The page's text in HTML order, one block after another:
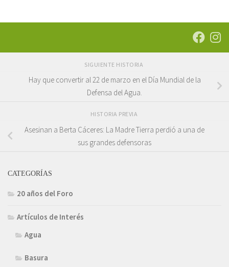
SIGUIENTE HISTORIA
Hay que convertir al 22 de marzo en el Día Mundial de la
Defensa del Agua.
HISTORIA PREVIA
Asesinan a Berta Cáceres: La Madre Tierra perdió a una de
sus grandes defensoras
CATEGORÍAS
20 años del Foro
Artículos de Interés
Agua
Basura